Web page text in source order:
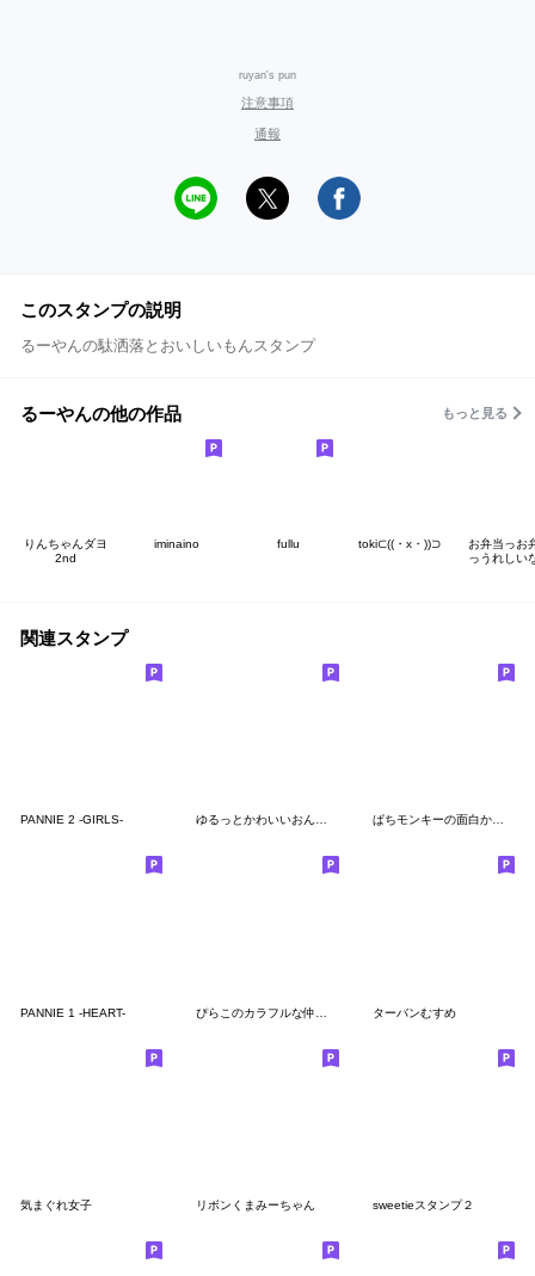
ruyan's pun
注意事項
通報
このスタンプの説明
るーやんの駄洒落とおいしいもんスタンプ
るーやんの他の作品 もっと見る
りんちゃんダヨ
2nd
iminaino fullu toki⊂((・x・))⊃
お弁当っお
っうれしい
関連スタンプ
PANNIE 2 -GIRLS- ゆるっとかわいいおんなのこたち ぱちモンキーの面白かわいいLINEスタンプ
PANNIE 1 -HEART- ターバンむすめ
気まぐれ女子 リボンくまみーちゃん sweetieスタンプ２